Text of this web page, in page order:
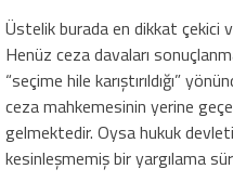
Üstelik burada en dikkat çekici
Henüz ceza davaları
“seçime hile karıştırıldığı”
ceza mahkemesinin yerine
gelmektedir. Oysa hukuk
kesinleşmemiş bir yargılama